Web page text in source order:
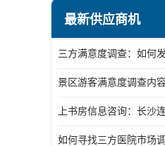
最新供应商机